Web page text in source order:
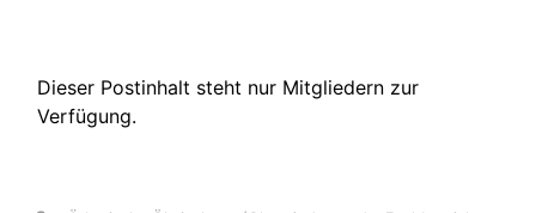
Dieser Postinhalt steht nur Mitgliedern zur
Verfügung.